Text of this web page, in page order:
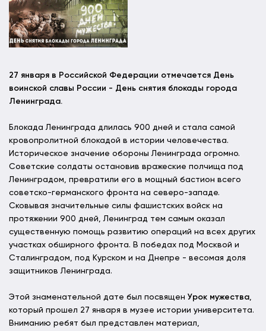
27 января в Российской Федерации отмечается День
воинской славы России - День снятия блокады города
Ленинграда.
Блокада Ленинграда длилась 900 дней и стала самой
кровопролитной блокадой в истории человечества.
Историческое значение обороны Ленинграда огромно.
Советские солдаты остановив вражеские полчища под
Ленинградом, превратили его в мощный бастион всего
советско-германского фронта на северо-западе.
Сковывая значительные силы фашистских войск на
протяжении 900 дней, Ленинград тем самым оказал
существенную помощь развитию операций на всех других
участках обширного фронта. В победах под Москвой и
Сталинградом, под Курском и на Днепре - весомая доля
защитников Ленинграда.
Этой знаменательной дате был посвящен Урок мужества
который прошел 27 января в музее истории университета.
Вниманию ребят был представлен материал,